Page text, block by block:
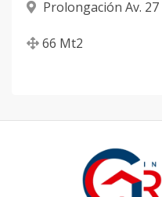
Prolongación Av.
66 Mt2